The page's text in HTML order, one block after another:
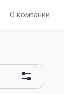
О компании